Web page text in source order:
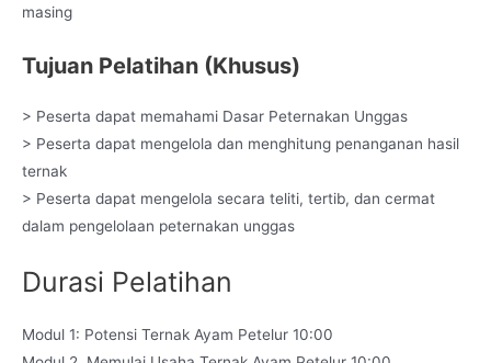
masing
Tujuan Pelatihan (Khusus)
> Peserta dapat memahami Dasar Peternakan Unggas
> Peserta dapat mengelola dan menghitung penanganan hasil
ternak
> Peserta dapat mengelola secara teliti, tertib, dan cermat
dalam pengelolaan peternakan unggas
Durasi Pelatihan
Modul 1: Potensi Ternak Ayam Petelur 10:00